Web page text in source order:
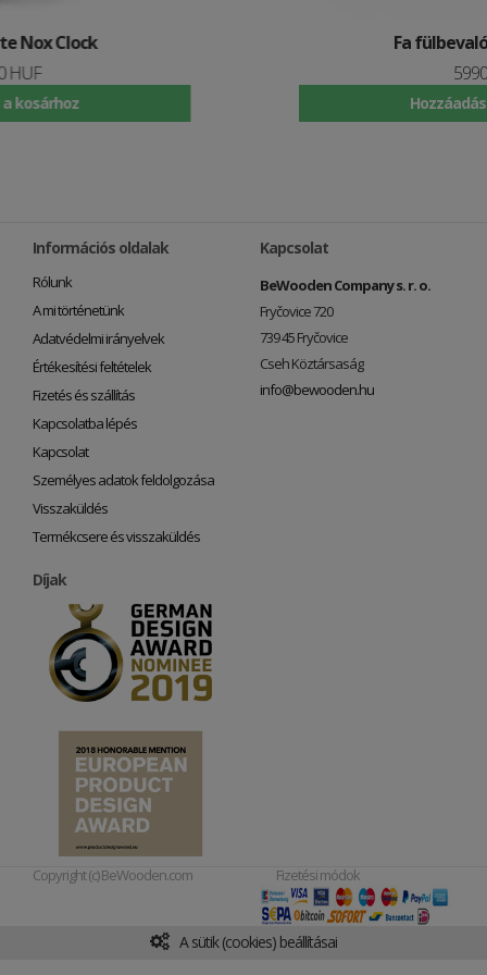
Információs oldalak
Rólunk
A mi történetünk
Adatvédelmi irányelvek
Értékesítési feltételek
Fizetés és szállítás
Kapcsolatba lépés
Kapcsolat
Személyes adatok feldolgozása
Visszaküldés
Termékcsere és visszaküldés
Kapcsolat
BeWooden Company s. r. o.
Fryčovice 720
739 45 Fryčovice
Cseh Köztársaság
info@bewooden.hu
Díjak
Copyright (c) BeWooden.com Fizetési módok
A sütik (cookies) beállításai